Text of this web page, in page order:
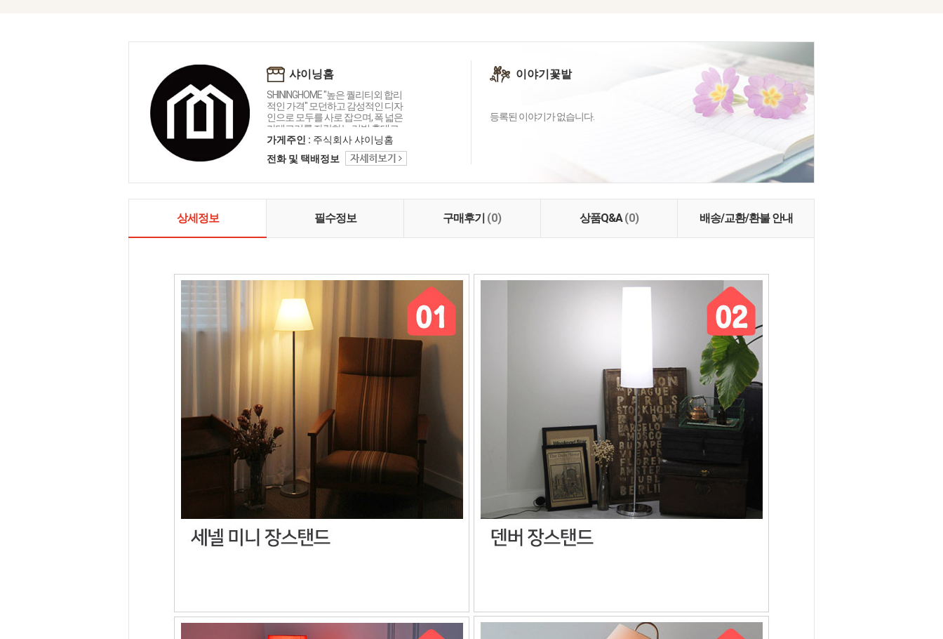
샤이닝홈
SHININGHOME "높은 퀄리티외 합리
적인 가격" 모던하고 감성적인 디자
인으로 모두를 사로 잡으며, 폭 넓은
카테고리를 자랑하는 리빙 홈데코
인테리어 샤이닝홈입니다.
가게주인 : 주식회사 샤이닝홈
전화 및 택배정보
이야기꽃밭
등록된 이야기가 없습니다.
상세정보 필수정보 구매후기 (0) 상품Q&A(0) 배송/교환/환불 안내